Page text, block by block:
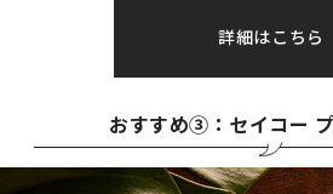
詳細はこちら
おすすめ③：セイコー